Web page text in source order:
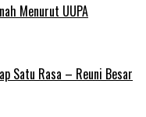
Menurut UUPA
Satu Rasa – Reuni Besar